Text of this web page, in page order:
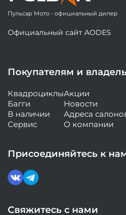
Пульсар Мото - официальный дилер
Официальный сайт AODES
Покупателям и
Квадроциклы
Багги
В наличии
Сервис
Акции
Новости
Адреса
О компании
Присоединяйтесь к
Свяжитесь с нами